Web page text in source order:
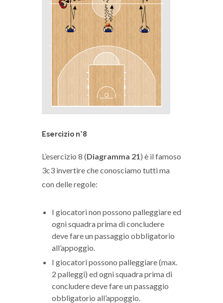
Esercizio n°8
L’esercizio 8 (Diagramma 21) è il famoso
3c3 invertire che conosciamo tutti ma
con delle regole:
I giocatori non possono palleggiare ed
ogni squadra prima di concludere
deve fare un passaggio obbligatorio
all’appoggio.
I giocatori possono palleggiare (max.
2 palleggi) ed ogni squadra prima di
concludere deve fare un passaggio
obbligatorio all’appoggio.